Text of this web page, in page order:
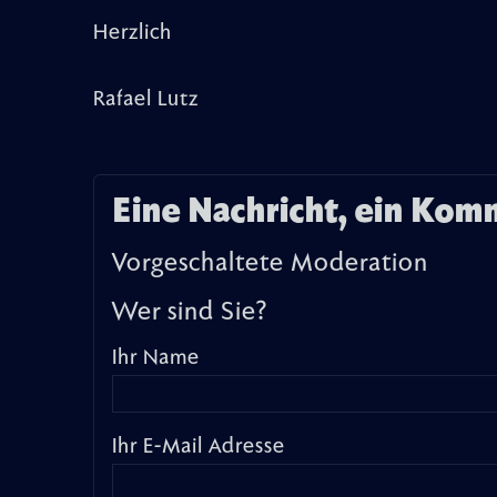
Herzlich
Rafael Lutz
Eine Nachricht, ein
Vorgeschaltete Moderation
Wer sind Sie?
Ihr Name
Ihr E-Mail Adresse